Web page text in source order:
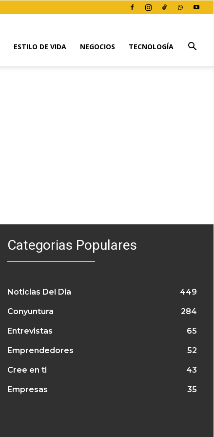
ESTILO DE VIDA NEGOCIOS TECNOLOGÍA
Categorias Populares
Noticias Del Dia 449
Conyuntura 284
Entrevistas 65
Emprendedores 52
Cree en ti 43
Empresas 35